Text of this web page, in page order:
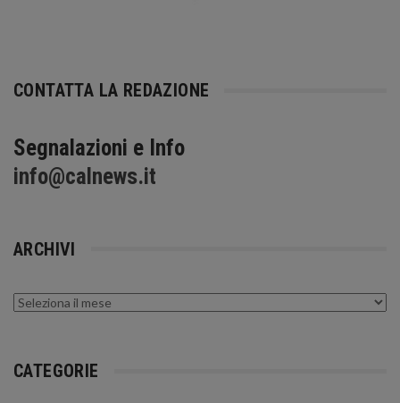
CONTATTA LA REDAZIONE
Segnalazioni e Info
info@calnews.it
ARCHIVI
Archivi
CATEGORIE